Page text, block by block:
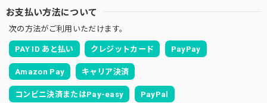
お支払い方法について
次の方法がご利用いただけます。
PAY ID あと払い クレジットカード PayPay
Amazon Pay キャリア決済
コンビニ決済またはPay-easy PayPal